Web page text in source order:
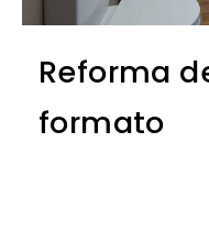
Reforma
formato